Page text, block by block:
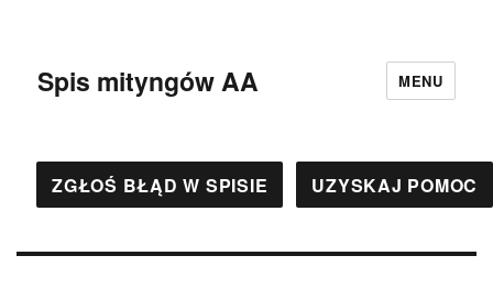
Spis mityngów AA MENU
ZGŁOŚ BŁĄD W SPISIE UZYSKAJ POMOC